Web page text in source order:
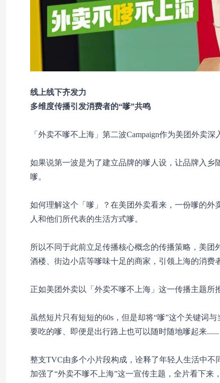
线上线下齐发力
多维度传播引发消费者的“嗲”共鸣
「外卖不嗲不上海」第二波Campaign作为美团外卖
如果说第一波是为了建立品牌的嗲人设，让品牌入
嗲。
如何理解这个「嗲」？在美团外卖看来，一份嗲的
人和他们所代表的生活方式嗲。
所以不同于此前立足传播核心概念的传播策略，美
酒楼、街边小店等嗲味十足的商家，引领上海的消费
正如美团外卖以「外卖不嗲不上海」这一传播主题所
虽然短片只有短短的60s，但是却将“嗲”这个关键词
要吃的嗲、即便是出行路上也可以随时随地嗲起来......
整支TVC由多个小片段构成，诠释了年轻人生活中
加强了“外卖不嗲不上海”这一宣传主题，全片看下来